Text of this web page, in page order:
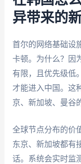
异带来的
首尔的网络基础设
卡顿。为什么？因
有限，且优先级低
才能进入中国。这
京、新加坡、曼谷
全球节点分布的价
东京、新加坡都有
话。系统会实时监